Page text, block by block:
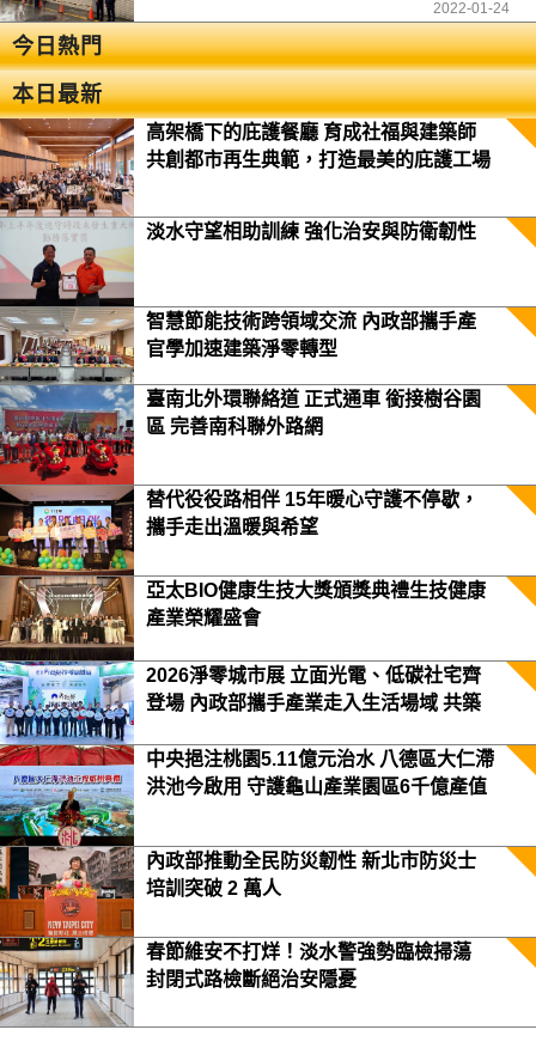
2022-01-24
今日熱門
本日最新
高架橋下的庇護餐廳 育成社福與建築師
共創都市再生典範，打造最美的庇護工場
淡水守望相助訓練 強化治安與防衛韌性
智慧節能技術跨領域交流 內政部攜手產
官學加速建築淨零轉型
臺南北外環聯絡道 正式通車 銜接樹谷園
區 完善南科聯外路網
替代役役路相伴 15年暖心守護不停歇，
攜手走出溫暖與希望
亞太BIO健康生技大獎頒獎典禮生技健康
產業榮耀盛會
2026淨零城市展 立面光電、低碳社宅齊
登場 內政部攜手產業走入生活場域 共築
中央挹注桃園5.11億元治水 八德區大仁滯
洪池今啟用 守護龜山產業園區6千億產值
內政部推動全民防災韌性 新北市防災士
培訓突破 2 萬人
春節維安不打烊！淡水警強勢臨檢掃蕩
封閉式路檢斷絕治安隱憂